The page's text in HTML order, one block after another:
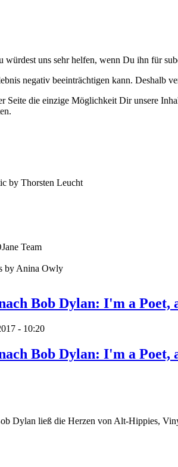
würdest uns sehr helfen, wenn Du ihn für
negativ beeinträchtigen kann. Deshalb
Seite die einzige Möglichkeit Dir unsere
by Thorsten Leucht
Team
by Anina Owly
Bob Dylan: I'm a
- 10:20
Bob Dylan: I'm a
Dylan ließ die Herzen von Alt-Hippies,